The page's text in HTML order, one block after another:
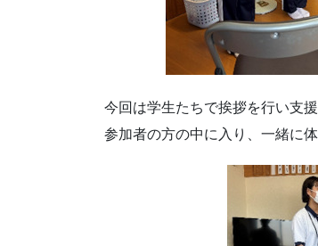
今回は学生たちで挨拶を行い支
参加者の方の中に入り、一緒に体